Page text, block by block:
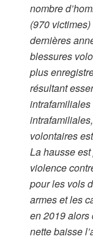
nombre
(970
dernières
blessures
plus
résultant
volontaires
La hausse
violence
pour les vols
armes et les
en 2019 alors
nette baisse